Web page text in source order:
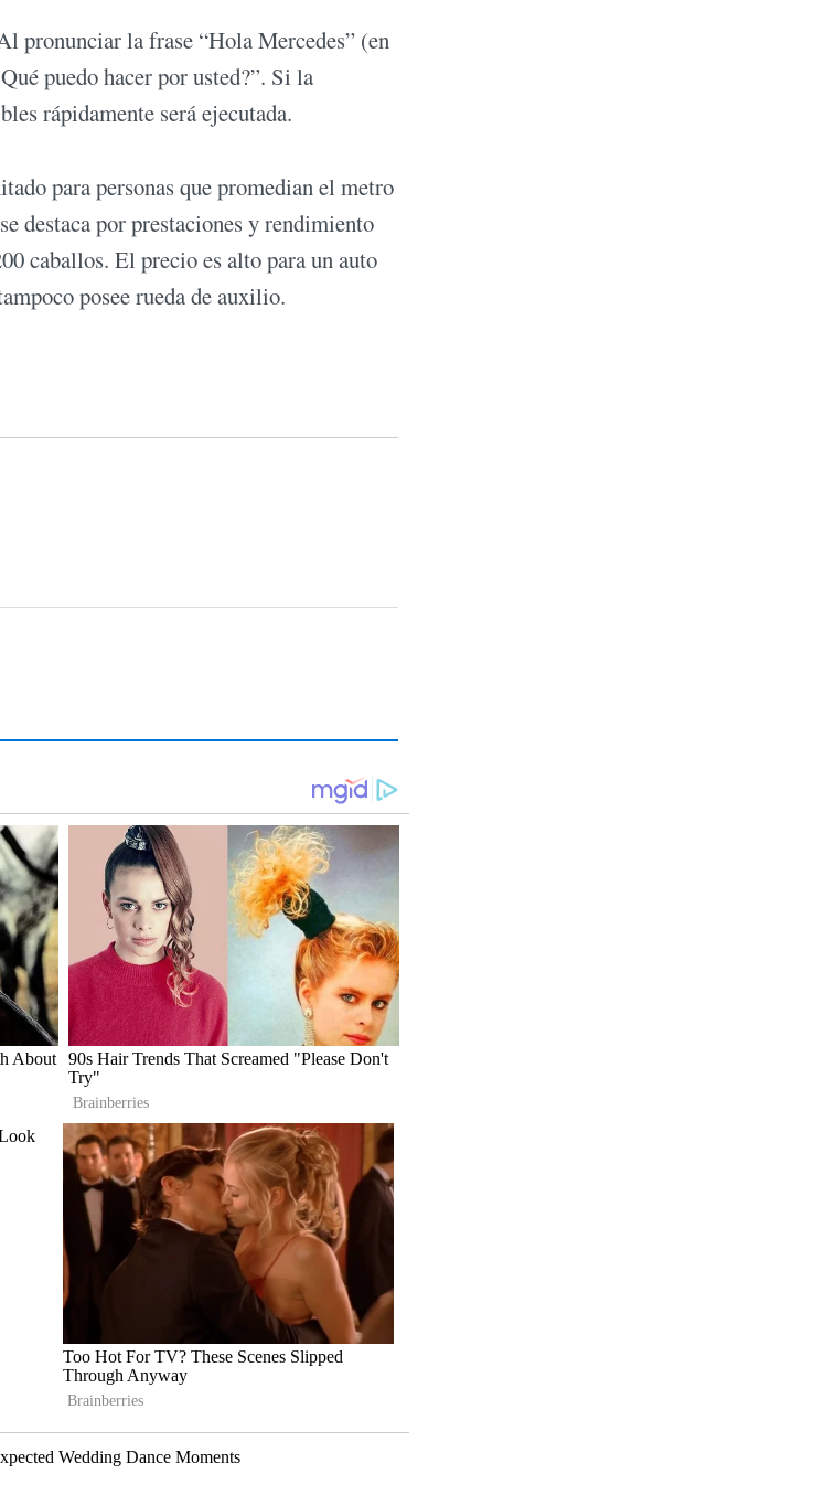
pronunciar la frase “Hola Mercedes” (en
puedo hacer por usted?”. Si la
rápidamente será ejecutada.
para personas que promedian el metro
destaca por prestaciones y rendimiento
caballos. El precio es alto para un auto
posee rueda de auxilio.